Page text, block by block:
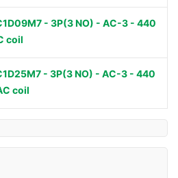
- 3P(3 NO) - AC-3 - 440
coil
- 3P(3 NO) - AC-3 - 440
coil